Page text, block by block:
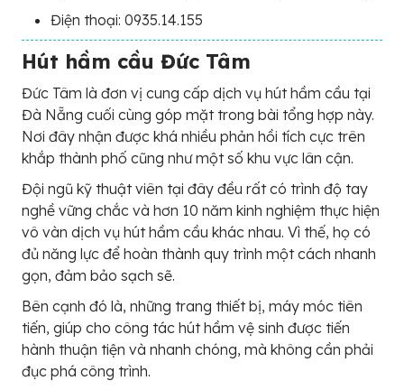
Điện thoại: 0935.14.155
Hút hầm cầu Đức Tâm
Đức Tâm là đơn vị cung cấp dịch vụ hút hầm cầu tại
Đà Nẵng cuối cùng góp mặt trong bài tổng hợp này.
Nơi đây nhận được khá nhiều phản hồi tích cực trên
khắp thành phố cũng như một số khu vực lân cận.
Đội ngũ kỹ thuật viên tại đây đều rất có trình độ tay
nghề vững chắc và hơn 10 năm kinh nghiệm thực hiện
vô vàn dịch vụ hút hầm cầu khác nhau. Vì thế, họ có
đủ năng lực để hoàn thành quy trình một cách nhanh
gọn, đảm bảo sạch sẽ.
Bên cạnh đó là, những trang thiết bị, máy móc tiên
tiến, giúp cho công tác hút hầm vệ sinh được tiến
hành thuận tiện và nhanh chóng, mà không cần phải
đục phá công trình.